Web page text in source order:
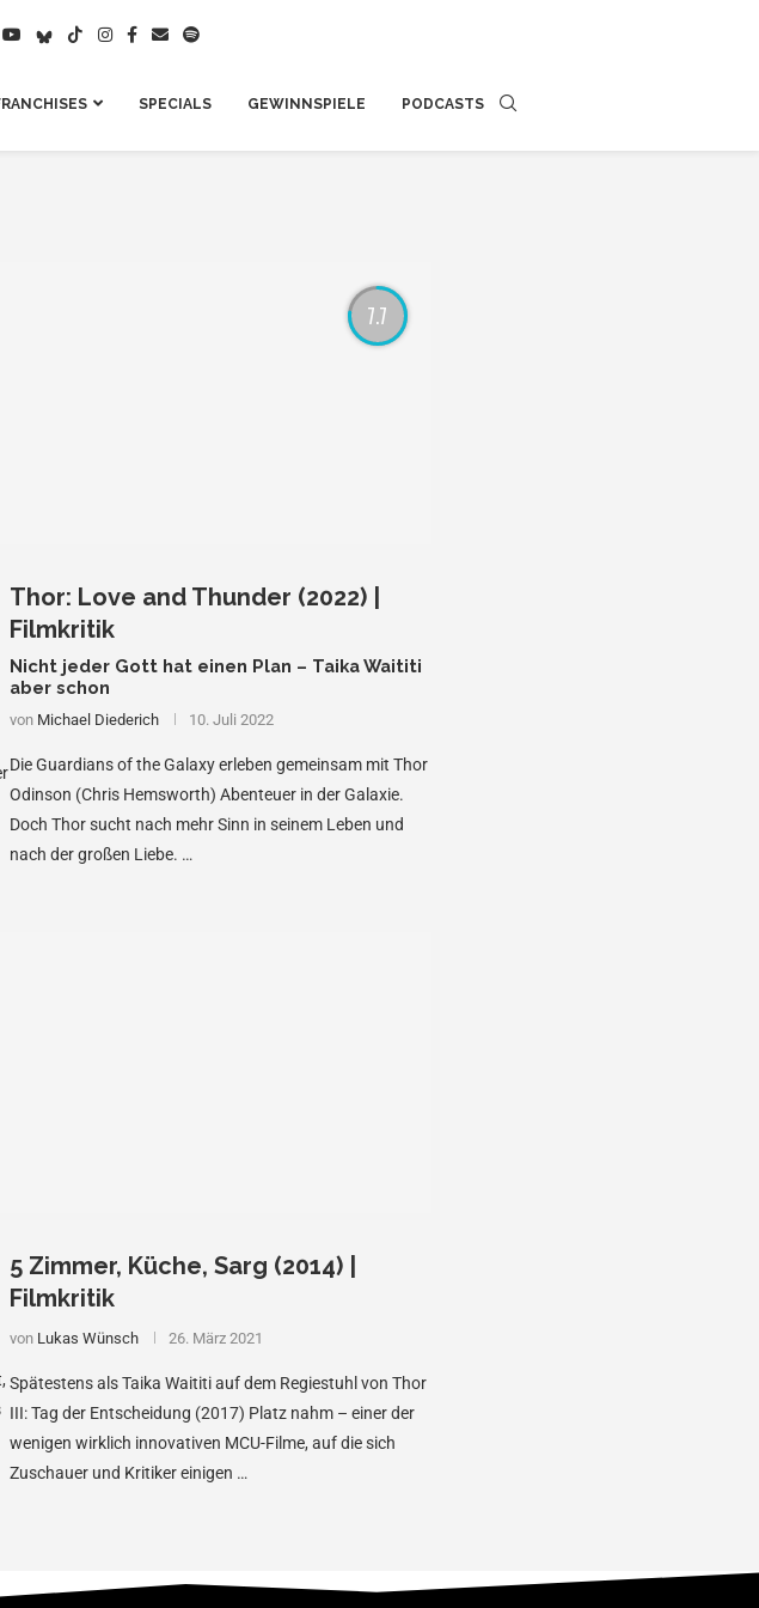
SPECIALS GEWINNSPIELE PODCASTS
7.7
Thor: Love and Thunder (2022) |
Filmkritik
Nicht jeder Gott hat einen Plan – Taika Waititi
aber schon
von Michael Diederich 10. Juli 2022
Die Guardians of the Galaxy erleben gemeinsam mit Thor
Odinson (Chris Hemsworth) Abenteuer in der Galaxie.
Doch Thor sucht nach mehr Sinn in seinem Leben und
nach der großen Liebe. …
5 Zimmer, Küche, Sarg (2014) |
Filmkritik
von Lukas Wünsch 26. März 2021
Spätestens als Taika Waititi auf dem Regiestuhl von Thor
III: Tag der Entscheidung (2017) Platz nahm – einer der
wenigen wirklich innovativen MCU-Filme, auf die sich
Zuschauer und Kritiker einigen …